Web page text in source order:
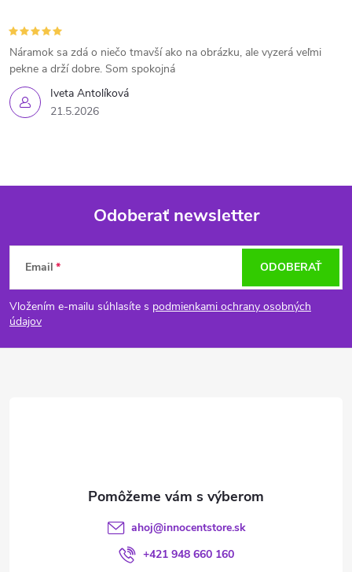
Iveta Antolíková
21.5.2026
Náramok sa zdá o niečo tmavší ako na obrázku, ale vyzerá veľmi
pekne a drží dobre. Som spokojná
Z
á
p
Odoberať newsletter
Email
Vložením e-mailu súhlasíte s podmienkami ochrany osobných
údajov
ODOBERAŤ
ahoj@innocentstore.sk
+421 948 660 160